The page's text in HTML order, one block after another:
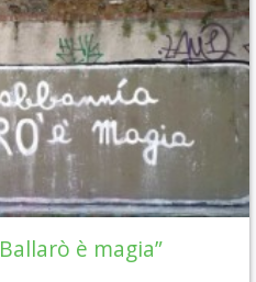
è magia”